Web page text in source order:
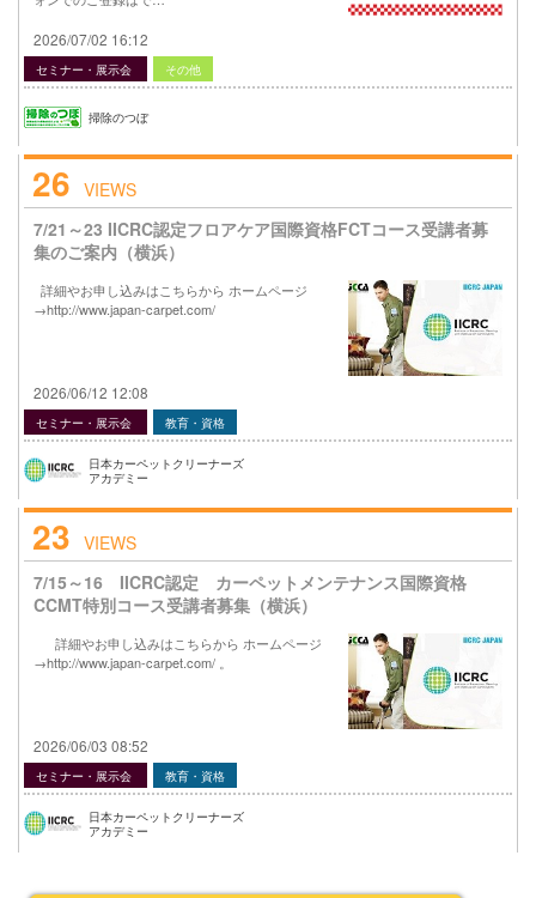
2026/07/02 16:12
セミナー・展示会 その他
掃除のつぼ
26 VIEWS
7/21～23 IICRC認定フロアケア国際資格FCTコース受講者募
集のご案内（横浜）
詳細やお申し込みはこちらから ホームページ
→http://www.japan-carpet.com/
2026/06/12 12:08
セミナー・展示会 教育・資格
日本カーペットクリーナーズ
アカデミー
23 VIEWS
7/15～16 IICRC認定 カーペットメンテナンス国際資格
CCMT特別コース受講者募集（横浜）
詳細やお申し込みはこちらから ホームページ
→http://www.japan-carpet.com/ 。
2026/06/03 08:52
セミナー・展示会 教育・資格
日本カーペットクリーナーズ
アカデミー